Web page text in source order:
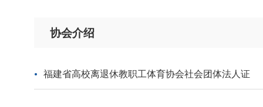
协会介绍
福建省高校离退休教职工体育协会社会团体法人证